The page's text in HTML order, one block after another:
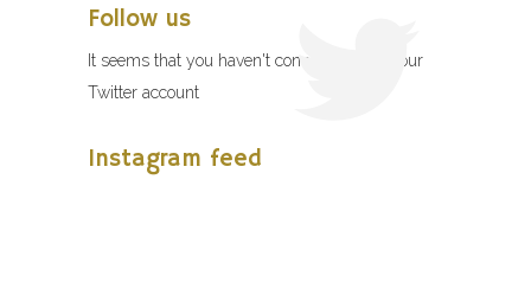
Follow us
It seems that you haven't connected with your
Twitter account
Instagram feed